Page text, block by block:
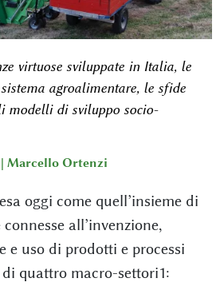
virtuose sviluppate in Italia, le
agroalimentare, le sfide
modelli di sviluppo socio-
Marcello Ortenzi
oggi come quell’insieme di
all’invenzione,
e uso di prodotti e processi
quattro macro-settori1: